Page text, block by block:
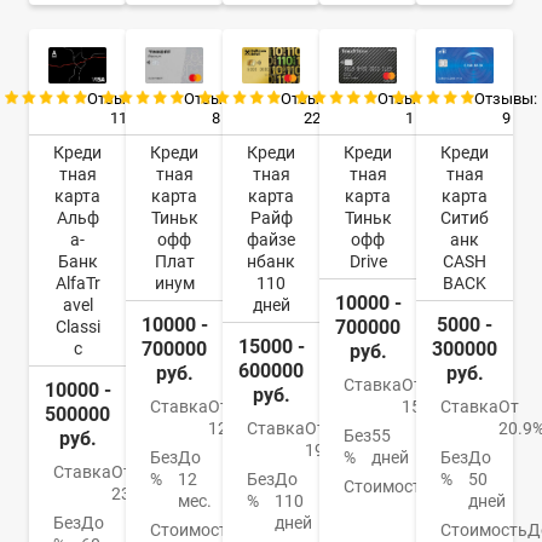
Отзывы:
11
Креди
тная
карта
Альф
а-
Банк
AlfaTr
avel
Classi
c
10000 -
500000
руб.
СтавкаОт
23%
БезДо
Отзывы:
8
Креди
тная
карта
Тиньк
офф
Плат
инум
10000 -
700000
руб.
СтавкаОт
12%
Без
%
До
12
мес.
Стоимость
Отзывы:
22
Креди
тная
карта
Райф
файзе
нбанк
110
дней
15000 -
600000
руб.
СтавкаОт
19%
Без
%
До
110
дней
Отзывы:
1
Креди
тная
карта
Тиньк
офф
Drive
10000 -
700000
руб.
СтавкаОт
15%
Без
%
55
дней
Стоимость
990
руб./
год
Отзывы:
9
Креди
тная
карта
Ситиб
анк
CASH
BACK
5000 -
300000
руб.
СтавкаОт
Без
%
До
50
дней
Стоимость